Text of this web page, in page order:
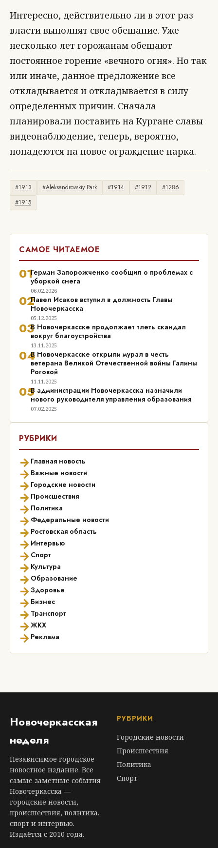
Интересно, действительно ли в этот раз
власти выполнят свое обещание. Уже
несколько лет горожанам обещают
постоянное горение «вечного огня». Но так
или иначе, данное предложение все
откладывается и откладывается в силу
определенных причин. Сначала
планировали поставить на Кургане славы
видеонаблюдение, теперь, вероятно,
понадеются на новое ограждение парка.
#1913 #Aleksandrovskiy Park #1914 #1912
#1286
#1915
САМОЕ ЧИТАЕМОЕ
01Герман Запорожченко сообщил о проблемах с
уборкой снега
06.02.2026
02Павел Исаков вступил в должность Главы
Новочеркасска
05.12.2025
03В Новочеркасске продолжает тлеть скандал
вокруг благоустройства
13.11.2025
04В Новочеркасске открыли мурал в честь
ветерана Великой Отечественной войны Галины
Роговой
11.11.2025
05В администрации Новочеркасска назначили
нового руководителя управления образования
07.02.2025
РУБРИКИ
→ Главная новость
→ Важные новости
→ Городские новости
→ Происшествия
→ Политика
→ Федеральные новости
→ Ростовская область
→ Интервью
→ Спорт
→ Культура
→ Образование
→Здоровье
→ Бизнес
→ Транспорт
→ЖКХ
→ Реклама
Новочеркасская
неделя
Независимое городское
новостное издание. Все
самые заметные события
Новочеркасска —
городские новости,
происшествия, политика,
спорт и интервью.
Издаётся с 2010 года.
РУБРИКИ
Городские новости
Происшествия
Политика
Спорт